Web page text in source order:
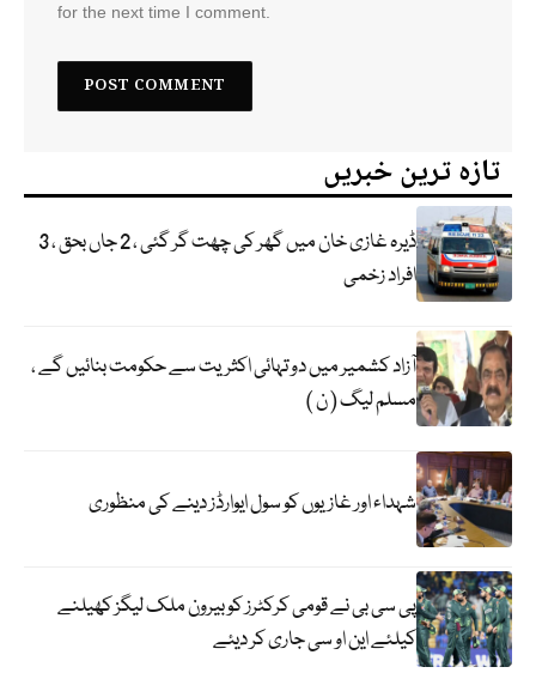
for the next time I comment.
تازہ ترین خبریں
ڈیرہ غازی خان میں گھر کی چھت گر گئی ، 2 جاں بحق ، 3
افراد زخمی
آزاد کشمیر میں دو تہائی اکثریت سے حکومت بنائیں گے ،
مسلم لیگ ( ن )
شہداء اور غازیوں کو سول ایوارڈز دینے کی منظوری
پی سی بی نے قومی کرکٹرز کو بیرون ملک لیگز کھیلنے
کیلئے این او سی جاری کر دیئے